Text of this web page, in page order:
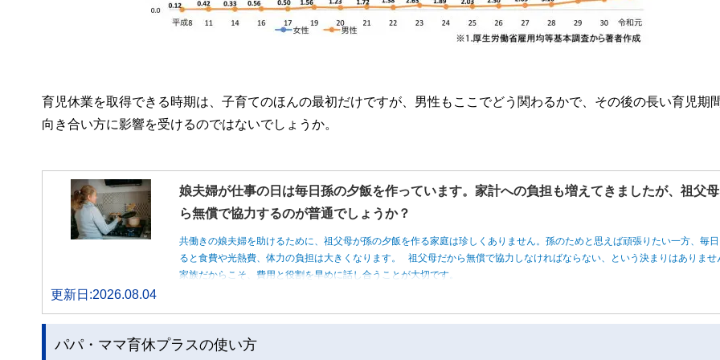
育児休業を取得できる時期は、子育てのほんの最初だけですが、男性もここでどう関わるかで、その後の長い育児期
向き合い方に影響を受けるのではないでしょうか。
娘夫婦が仕事の日は毎日孫の夕飯を作っています。家計への負担も増えてきましたが、祖父
ら無償で協力するのが普通でしょうか？
共働きの娘夫婦を助けるために、祖父母が孫の夕飯を作る家庭は珍しくありません。孫のためと思えば頑張りたい一方、毎日
ると食費や光熱費、体力の負担は大きくなります。 祖父母だから無償で協力しなければならない、という決まりはありませ
家族だからこそ、費用と役割を早めに話し合うことが大切です。
更新日:2026.08.04
パパ・ママ育休プラスの使い方